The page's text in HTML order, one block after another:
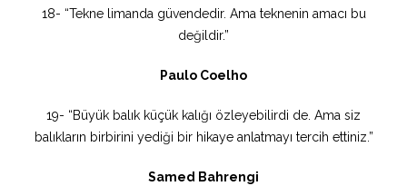
18- “Tekne limanda güvendedir. Ama teknenin amacı bu
değildir.”
Paulo Coelho
19- “Büyük balık küçük kalığı özleyebilirdi de. Ama siz
balıkların birbirini yediği bir hikaye anlatmayı tercih ettiniz.”
Samed Bahrengi